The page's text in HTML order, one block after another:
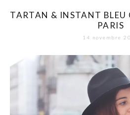
TARTAN & INSTANT BLEU
PARIS
14 novembre